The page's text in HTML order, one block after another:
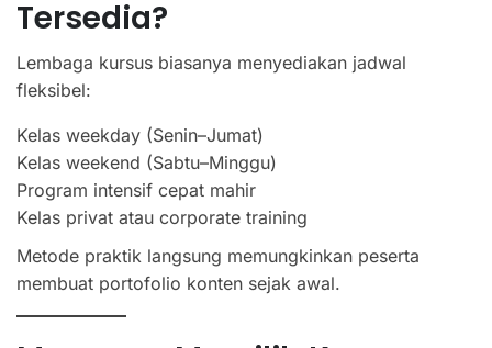
Tersedia?
Lembaga kursus biasanya menyediakan jadwal
fleksibel:
Kelas weekday (Senin–Jumat)
Kelas weekend (Sabtu–Minggu)
Program intensif cepat mahir
Kelas privat atau corporate training
Metode praktik langsung memungkinkan peserta
membuat portofolio konten sejak awal.